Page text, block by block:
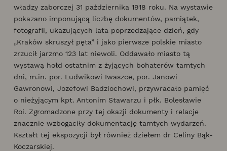
władzy zaborczej 31 października 1918 roku. Na wystawie
pokazano imponującą liczbę dokumentów, pamiątek,
fotografii, ukazujących lata poprzedzające dzień, gdy
„Kraków skruszył pęta” i jako pierwsze polskie miasto
zrzucił jarzmo 123 lat niewoli. Oddawało miasto tą
wystawą hołd ostatnim z żyjących bohaterów tamtych
dni, m.in. por. Ludwikowi Iwaszce, por. Janowi
Gawronowi, Jozefowi Badziochowi, przywracało pamięć
o nieżyjącym kpt. Antonim Stawarzu i płk. Bolesławie
Roi. Zgromadzone przy tej okazji dokumenty i relacje
znacznie wzbogaciły dokumentację tamtych wydarzeń.
Kształt tej ekspozycji był również dziełem dr Celiny Bąk-
Koczarskiej.